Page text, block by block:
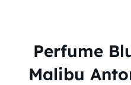
Perfume
Malibu